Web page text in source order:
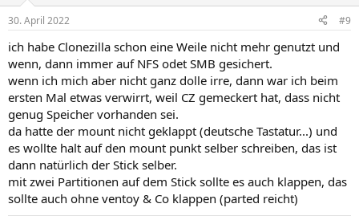
e
:
30. April 2022 #9
ich habe Clonezilla schon eine Weile nicht mehr genutzt und
wenn, dann immer auf NFS odet SMB gesichert.
wenn ich mich aber nicht ganz dolle irre, dann war ich beim
ersten Mal etwas verwirrt, weil CZ gemeckert hat, dass nicht
genug Speicher vorhanden sei.
da hatte der mount nicht geklappt (deutsche Tastatur...) und
es wollte halt auf den mount punkt selber schreiben, das ist
dann natürlich der Stick selber.
mit zwei Partitionen auf dem Stick sollte es auch klappen, das
sollte auch ohne ventoy & Co klappen (parted reicht)